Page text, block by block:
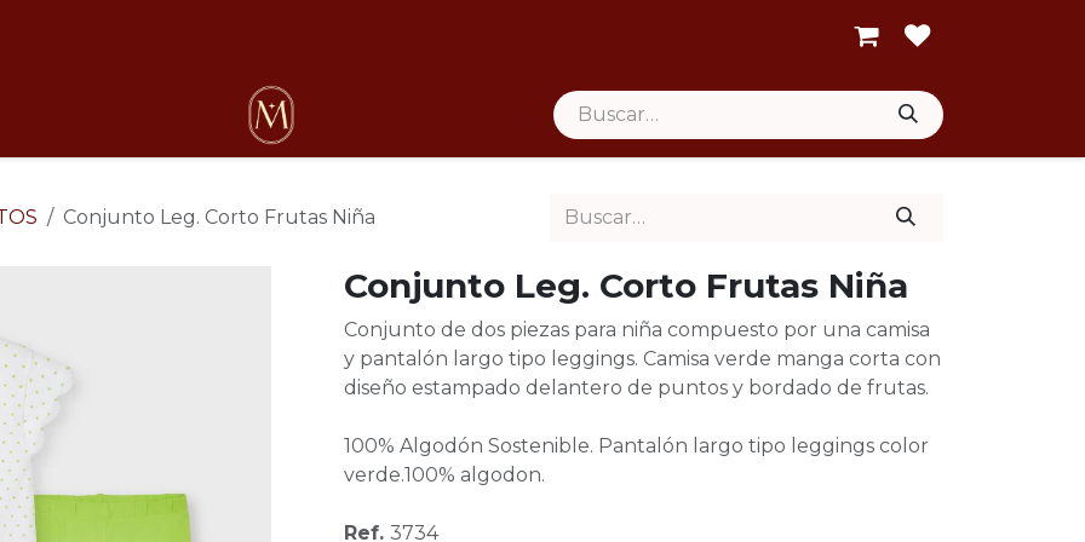
Conjunto Leg. Corto Frutas Niña
Conjunto Leg. Corto Frutas Niña
Conjunto de dos piezas para niña compuesto por una camisa
y pantalón largo tipo leggings. Camisa verde manga corta con
diseño estampado delantero de puntos y bordado de frutas.
100% Algodón Sostenible. Pantalón largo tipo leggings color
verde.100% algodon.
Ref. 3734